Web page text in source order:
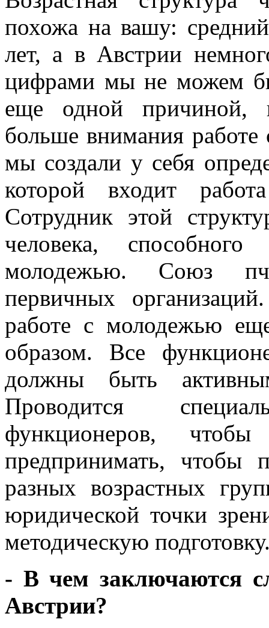
похожа на вашу: средний
лет, а в Австрии
цифрами мы не можем
еще одной причиной,
больше внимания
мы создали у себя
которой входит
Сотрудник этой
человека,
молодежью. Союз
первичных
работе с молодежью
образом. Все
должны быть
Проводится
функционеров,
предпринимать, чтобы
разных возрастных
юридической точки
методическую
- В чем заключаются
Австрии?